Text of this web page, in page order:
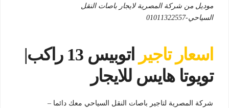
موديل من شركة المصرية لايجار باصات النقل
السياحي-01011322557
اسعار تاجير
اتوبيس 13 راكب|
تويوتا هايس للايجار
شركة المصرية لتاجير باصات النقل السياحي معك دائما –